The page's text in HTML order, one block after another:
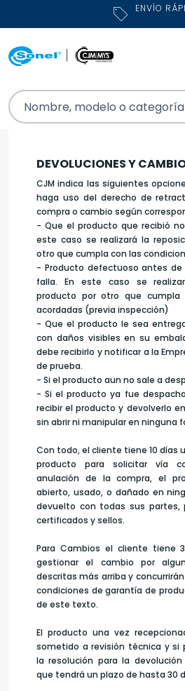
ENVÍO RÁPIDO
DEVOLUCIONES Y
CJM indica las siguientes
haga uso del derecho de
compra o cambio según
- Que el producto que recibió
este caso se realizará la
otro que cumpla con las
- Producto defectuoso antes de
falla. En este caso se
producto por otro que cumpla
acordadas (previa inspección)
- Que el producto le sea
con daños visibles en su
debe recibirlo y notificar a la
de prueba.
- Si el producto aun no sale a
- Si el producto ya fue
recibir el producto y devolverlo
sin abrir ni manipular en ninguna
Con todo, el cliente tiene 10 días
producto para solicitar vía
anulación de la compra, el
abierto, usado, o dañado en
devuelto con todas sus partes,
certificados y sellos.
Para Cambios el cliente tiene
gestionar el cambio por
descritas más arriba y
condiciones de garantía de
de este texto.
El producto una vez
sometido a revisión técnica y si
la resolución para la
que tendrá un plazo de hasta 30